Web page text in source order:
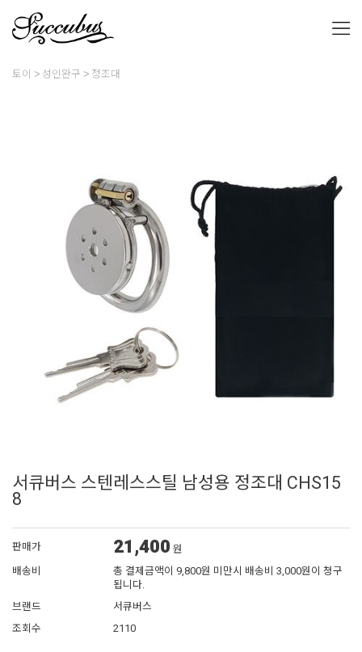
토이 성인완구 정조대
서큐버스 스텐레스스틸 남성용 정조대 CHS15
8
판매가 21,400 원
배송비
총 결제금액이 9,800원 미만시 배송비 3,000원이 청구
됩니다.
브랜드
서큐버스
조회수
2110